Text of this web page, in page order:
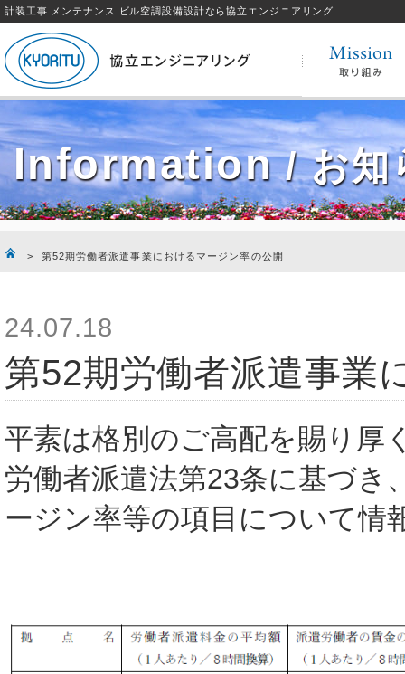
計装工事 メンテナンス ビル空調設備設計なら協立エンジニアリング
Information/ お知
> 第52期労働者派遣事業におけるマージン率の公開
24.07.18
第52期労働者派遣事業
平素は格別のご高配を賜り厚
労働者派遣法第23条に基づき
ージン率等の項目について情